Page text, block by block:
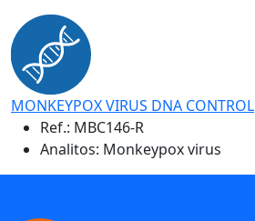
MONKEYPOX VIRUS DNA CONTROL
Ref.: MBC146-R
Analitos: Monkeypox virus